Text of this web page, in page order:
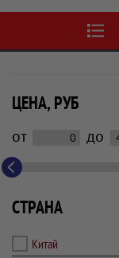
ЦЕНА, РУБ
от до
СТРАНА
Китай